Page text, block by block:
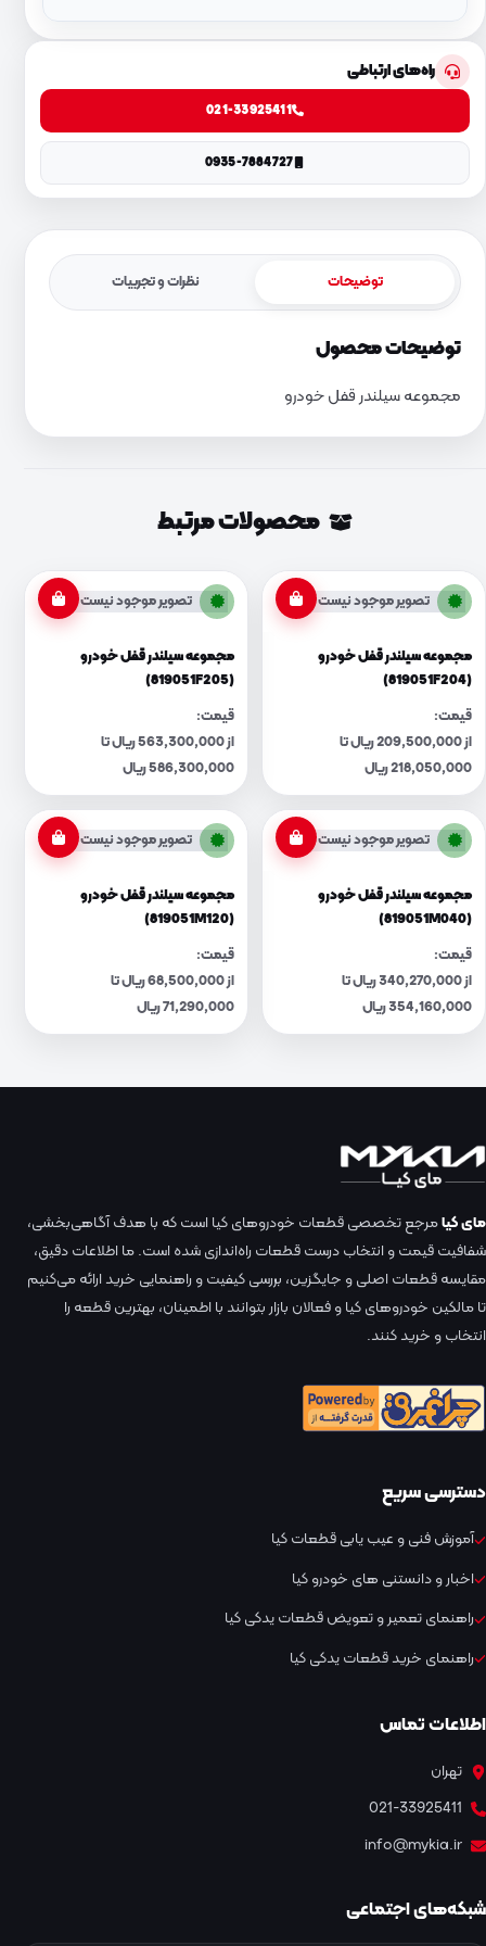
راه‌های ارتباطی
021-33925411
0935-7884727
توضیحات نظرات و تجربیات
توضیحات محصول
مجموعه سیلندر قفل خودرو
محصولات مرتبط
تصویر موجود نیست
مجموعه سیلندر قفل خودرو
(819051F204)
قیمت:
از 209,500,000 ریال تا
218,050,000 ریال
تصویر موجود نیست
مجموعه سیلندر قفل خودرو
(819051F205)
قیمت:
از 563,300,000 ریال تا
586,300,000 ریال
تصویر موجود نیست
مجموعه سیلندر قفل خودرو
(819051M040)
قیمت:
از 340,270,000 ریال تا
354,160,000 ریال
تصویر موجود نیست
مجموعه سیلندر قفل خودرو
(819051M120)
قیمت:
از 68,500,000 ریال تا
71,290,000 ریال
مای کیامرجع تخصصی قطعات خودروهای کیا است که با هدف آگاهی‌بخشی،
شفافیت قیمت و انتخاب درست قطعات راه‌اندازی شده است. ما اطلاعات دقیق،
مقایسه قطعات اصلی و جایگزین، بررسی کیفیت و راهنمایی خرید ارائه می‌کنیم
تا مالکین خودروهای کیا و فعالان بازار بتوانند با اطمینان، بهترین قطعه را
انتخاب و خرید کنند.
دسترسی سریع
آموزش فنی و عیب یابی قطعات کیا
اخبار و دانستنی های خودرو کیا
راهنمای تعمیر و تعویض قطعات یدکی کیا
راهنمای خرید قطعات یدکی کیا
اطلاعات تماس
تهران
021-33925411
info@mykia.ir
شبکه‌های اجتماعی